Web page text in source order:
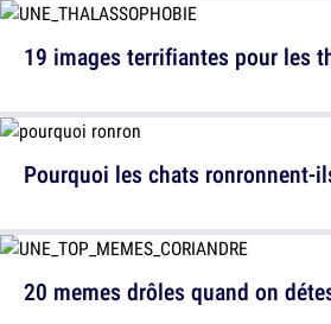
Pourquoi les chats ronronnent-
19 images terrifiantes pour les
20 memes drôles quand on